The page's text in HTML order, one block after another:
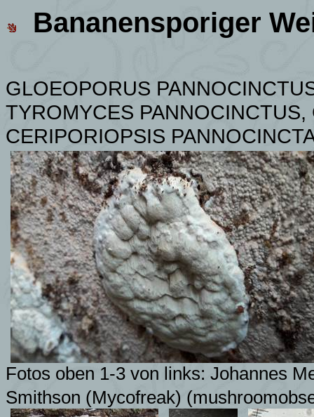
Bananensporiger
GLOEOPORUS
TYROMYCES
CERIPORIOPSIS
Fotos oben 1-3 von links: Johannes
Smithson (Mycofreak)